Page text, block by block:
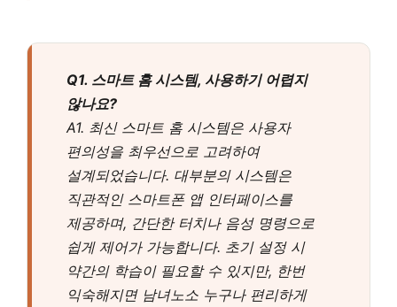
Q1. 스마트 홈 시스템, 사용하기 어렵지
않나요?
A1. 최신 스마트 홈 시스템은 사용자
편의성을 최우선으로 고려하여
설계되었습니다. 대부분의 시스템은
직관적인 스마트폰 앱 인터페이스를
제공하며, 간단한 터치나 음성 명령으로
쉽게 제어가 가능합니다. 초기 설정 시
약간의 학습이 필요할 수 있지만, 한번
익숙해지면 남녀노소 누구나 편리하게